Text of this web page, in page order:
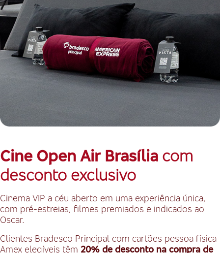
Cine Open Air Brasília com
desconto exclusivo
Cinema VIP a céu aberto em uma experiência única,
com pré-estreias, filmes premiados e indicados ao
Oscar.
Clientes Bradesco Principal com cartões pessoa física
Amex elegíveis têm 20% de desconto na compra de